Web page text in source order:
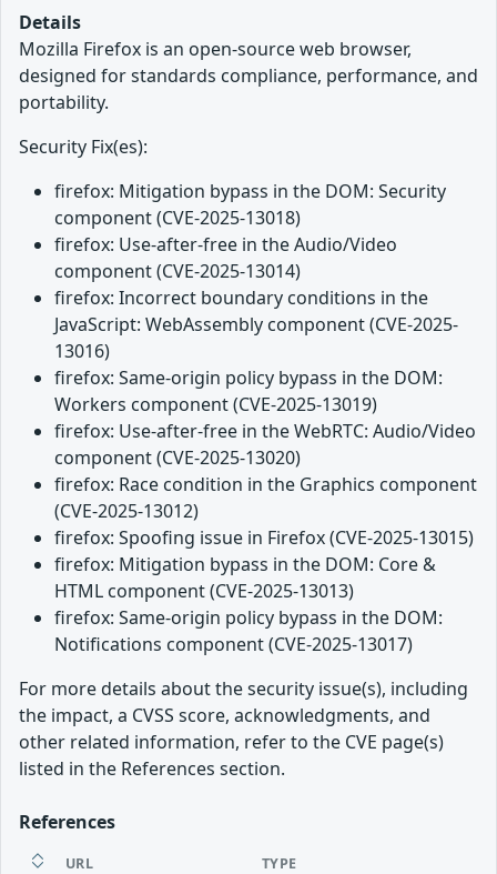
Details
Mozilla Firefox is an open-source web browser,
designed for standards compliance, performance, and
portability.
Security Fix(es):
firefox: Mitigation bypass in the DOM: Security
component (CVE-2025-13018)
firefox: Use-after-free in the Audio/Video
component (CVE-2025-13014)
firefox: Incorrect boundary conditions in the
JavaScript: WebAssembly component (CVE-2025-
13016)
firefox: Same-origin policy bypass in the DOM:
Workers component (CVE-2025-13019)
firefox: Use-after-free in the WebRTC: Audio/Video
component (CVE-2025-13020)
firefox: Race condition in the Graphics component
(CVE-2025-13012)
firefox: Spoofing issue in Firefox (CVE-2025-13015)
firefox: Mitigation bypass in the DOM: Core &
HTML component (CVE-2025-13013)
firefox: Same-origin policy bypass in the DOM:
Notifications component (CVE-2025-13017)
For more details about the security issue(s), including
the impact, a CVSS score, acknowledgments, and
other related information, refer to the CVE page(s)
listed in the References section.
References
URL TYPE